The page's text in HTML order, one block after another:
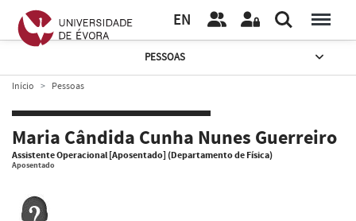
EN
PESSOAS
Início Pessoas
Maria Cândida Cunha Nunes Guerreiro
Assistente Operacional [Aposentado] (Departamento de Física)
Aposentado